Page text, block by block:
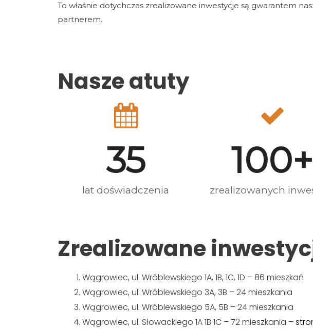
To właśnie dotychczas zrealizowane inwestycje są gwarantem
partnerem.
Nasze atuty
35
lat doświadczenia
100+
zrealizowanych
Zrealizowane
Wągrowiec, ul. Wróblewskiego 1A, 1B, 1C, 1D – 86 mieszkań
Wągrowiec, ul. Wróblewskiego 3A, 3B – 24 mieszkania
Wągrowiec, ul. Wróblewskiego 5A, 5B – 24 mieszkania
Wągrowiec, ul. Słowackiego 1A 1B 1C – 72 mieszkania –